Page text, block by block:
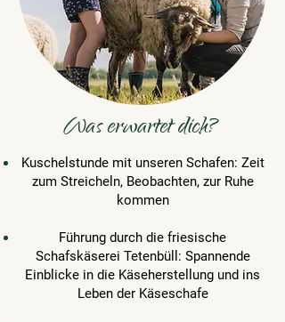
Was erwartet dich?
Kuschelstunde mit unseren Schafen: Zeit
zum Streicheln, Beobachten, zur Ruhe
kommen
Führung durch die friesische
Schafskäserei Tetenbüll: Spannende
Einblicke in die Käseherstellung und ins
Leben der Käseschafe